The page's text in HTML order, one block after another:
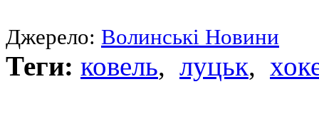
Джерело: Волинські Новини
Теги: ковель, луцьк,